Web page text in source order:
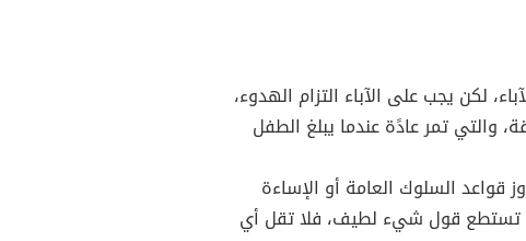
لكن يجب على الآباء التزام الهدوء،
والتي تمر عادًة عندما يبلغ الطفل
قواعد السلوك العامة أو الإساءة
لم تستطع قول شيء لطيف، فلا تقل أي